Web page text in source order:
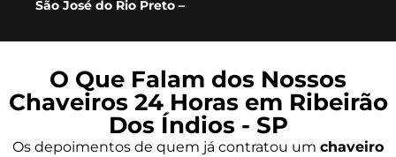
São José do Rio Preto –
O Que Falam dos Nossos
Chaveiros 24 Horas em Ribeirão
Dos Índios - SP
Os depoimentos de quem já contratou um chaveiro